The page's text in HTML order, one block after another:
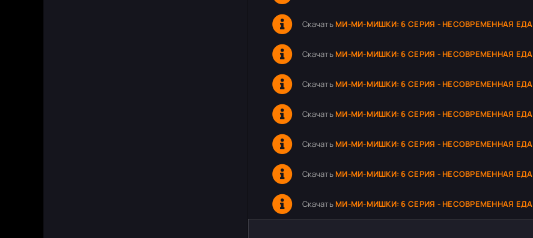
Скачать МИ-МИ-МИШКИ: 6 СЕРИЯ - НЕСОВРЕМЕННАЯ ЕДА
Скачать МИ-МИ-МИШКИ: 6 СЕРИЯ - НЕСОВРЕМЕННАЯ ЕДА
Скачать МИ-МИ-МИШКИ: 6 СЕРИЯ - НЕСОВРЕМЕННАЯ ЕДА
Скачать МИ-МИ-МИШКИ: 6 СЕРИЯ - НЕСОВРЕМЕННАЯ ЕДА
Скачать МИ-МИ-МИШКИ: 6 СЕРИЯ - НЕСОВРЕМЕННАЯ ЕДА
Скачать МИ-МИ-МИШКИ: 6 СЕРИЯ - НЕСОВРЕМЕННАЯ ЕДА
Скачать МИ-МИ-МИШКИ: 6 СЕРИЯ - НЕСОВРЕМЕННАЯ ЕДА